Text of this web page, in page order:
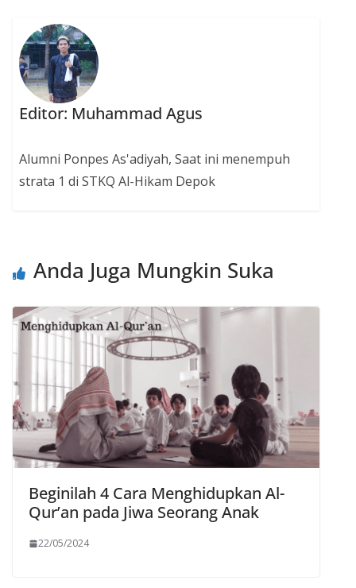
Editor: Muhammad Agus
Alumni Ponpes As'adiyah, Saat ini menempuh
strata 1 di STKQ Al-Hikam Depok
Anda Juga Mungkin Suka
Beginilah 4 Cara Menghidupkan Al-
Qur’an pada Jiwa Seorang Anak
22/05/2024